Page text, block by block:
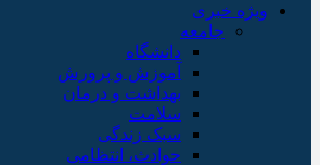
ویژه خبری
جامعه
دانشگاه
آموزش و پرورش
بهداشت و درمان
سلامت
سبک زندگی
حوادث، انتظامی